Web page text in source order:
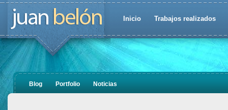
Inicio Trabajos realizados
Blog Portfolio Noticias